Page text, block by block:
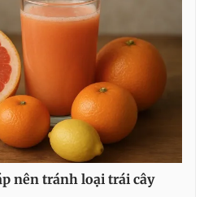
nên tránh loại trái cây